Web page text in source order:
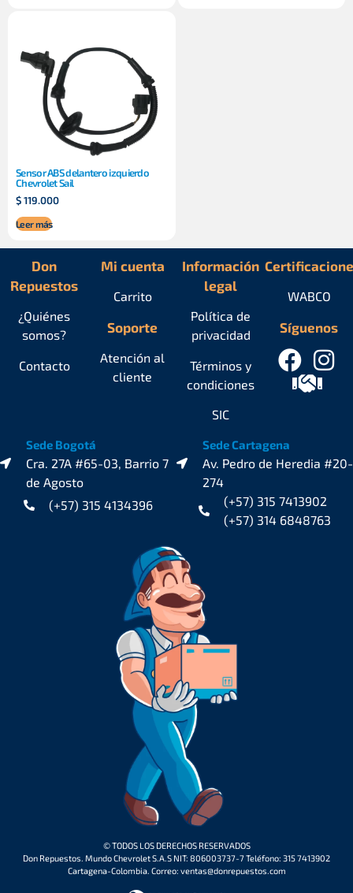
Sensor ABS delantero izquierdo
Chevrolet Sail
$119.000
Leer más
Don
Repuestos
¿Quiénes
somos?
Contacto
Mi cuenta
Carrito
Soporte
Atención al
cliente
Información
legal
Política de
privacidad
Términos y
condiciones
SIC
Síguenos
WABCO
Sede Bogotá
Cra. 27A #65-03, Barrio 7
de Agosto
(+57) 315 4134396
Sede Cartagena
Av. Pedro de Heredia #20-
274
(+57) 315 7413902
(+57) 314 6848763
© TODOS LOS DERECHOS RESERVADOS
Don Repuestos. Mundo Chevrolet S.A.S NIT: 806003737-7 Teléfono: 315 7413902
Cartagena-Colombia. Correo: ventas@donrepuestos.com